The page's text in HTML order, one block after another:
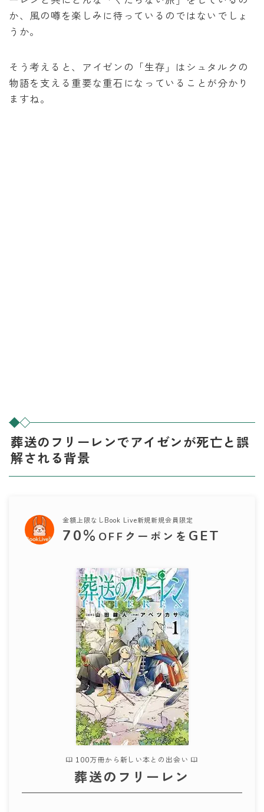
か、風の噂を楽しみに待っているのではないでしょ
うか。
そう考えると、アイゼンの「生存」はシュタルクの
物語を支える重要な重石になっていることが分かり
ますね。
葬送のフリーレンでアイゼンが死亡と誤
解される背景
金額上限なしBook Live新規新規会員限定
70％ OFFクーポンを GET
100万冊から新しい本との出会い
葬送のフリーレン